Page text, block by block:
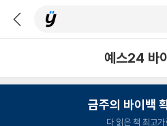
예스24 바
금주의 바이백
다 읽은 책 최고